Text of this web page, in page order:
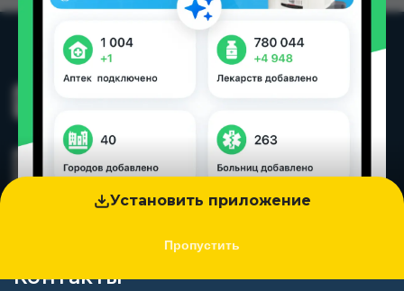
Установить приложение
Пропустить
Контакты